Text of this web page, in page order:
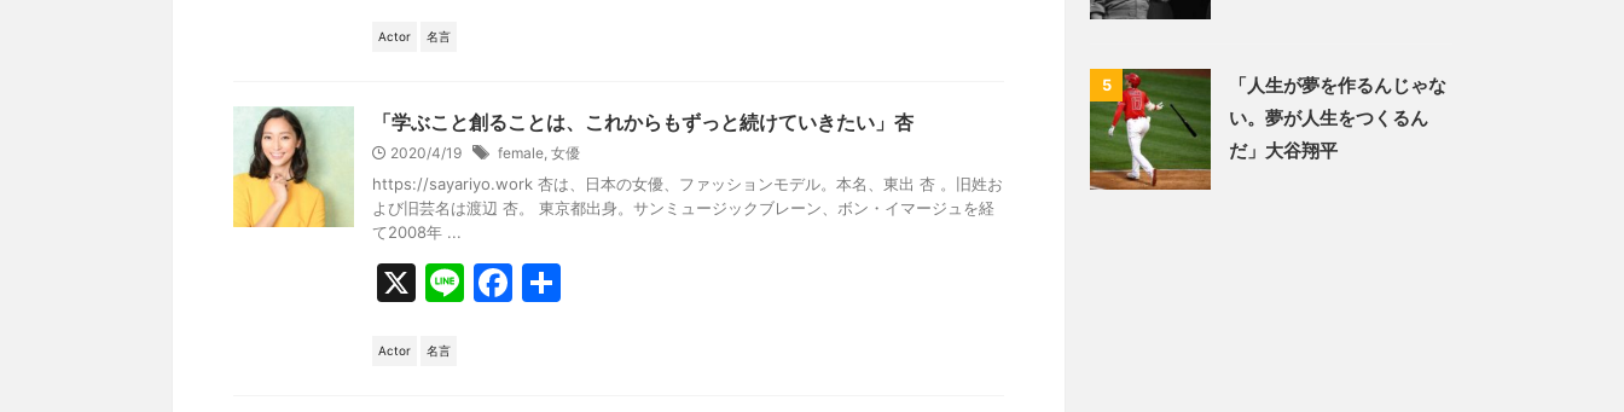
b
o
o
Actor 名言
「学ぶこと創ることは、これからもずっと続けていきたい」杏
2020/4/19 female, 女優
https://sayariyo.work 杏は、日本の女優、ファッションモデル。本名、東出 杏 。旧姓お
よび旧芸名は渡辺 杏。 東京都出身。サンミュージックブレーン、ボン・イマージュを経
て2008年 ...
X
Li F
Actor 名言
5
「人生が夢を作るんじゃな
い。夢が人生をつくるん
だ」大谷翔平